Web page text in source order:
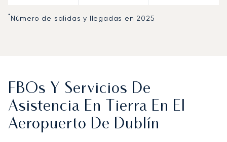
*Número de salidas y llegadas en 2025
FBOs Y Servicios De
Asistencia En Tierra En El
Aeropuerto De Dublín